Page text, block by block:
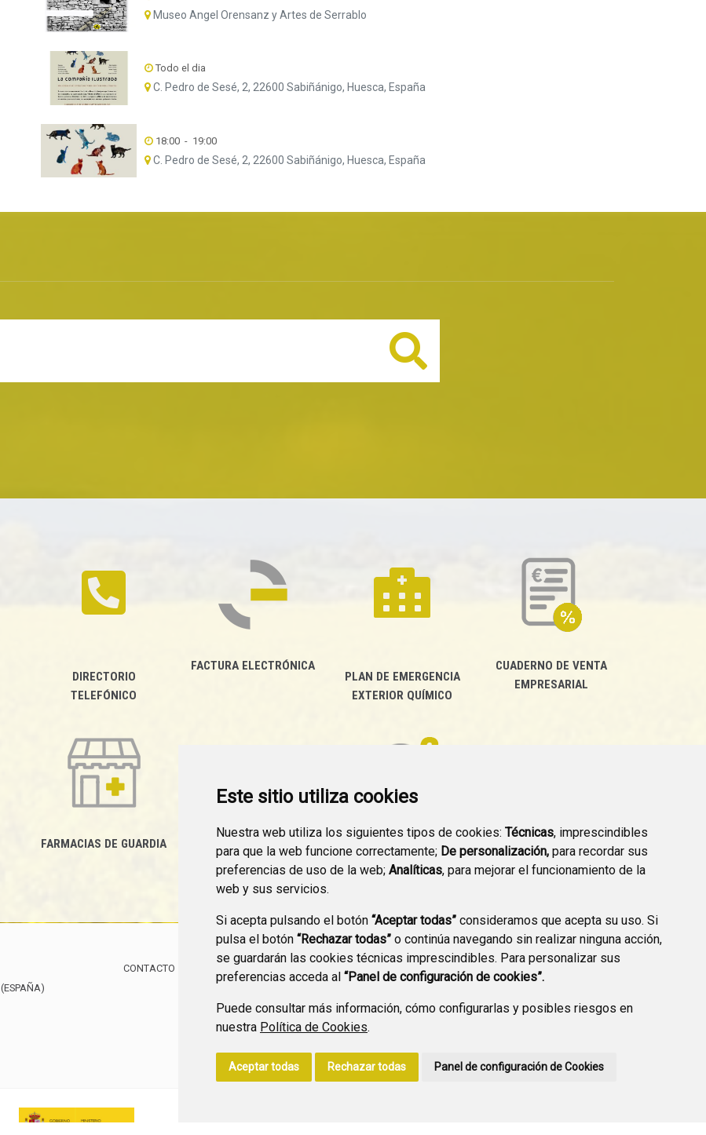
Este sitio utiliza cookies
Nuestra web utiliza los siguientes tipos de cookies: Técnicas, imprescindibles
para que la web funcione correctamente; De personalización, para recordar sus
preferencias de uso de la web; Analíticas, para mejorar el funcionamiento de la
web y sus servicios.
Si acepta pulsando el botón “Aceptar todas” consideramos que acepta su uso. Si
pulsa el botón “Rechazar todas” o continúa navegando sin realizar ninguna acción,
se guardarán las cookies técnicas imprescindibles. Para personalizar sus
preferencias acceda al “Panel de configuración de cookies”.
Puede consultar más información, cómo configurarlas y posibles riesgos en
nuestra Política de Cookies.
Aceptar todas Rechazar todas Panel de configuración de Cookies
Museo Angel Orensanz y Artes de Serrablo
Todo el dia
C. Pedro de Sesé, 2, 22600 Sabiñánigo, Huesca, España
18:00 - 19:00
C. Pedro de Sesé, 2, 22600 Sabiñánigo, Huesca, España
Buscar
DIRECTORIO
TELEFÓNICO
FACTURA ELECTRÓNICA
PLAN DE EMERGENCIA
EXTERIOR QUÍMICO
CUADERNO DE VENTA
EMPRESARIAL
FARMACIAS DE GUARDIA
CANAL YOUTUBE
PREGUNTAS
FRECUENTES
PLAN DE ACCIÓN LOCAL
2030
(ESPAÑA)
CONTACTO POLÍTICA DE PRIVACIDAD ACCESIBILIDAD POLÍTICA DE COOKIES